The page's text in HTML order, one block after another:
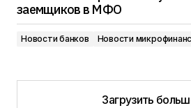
заемщиков в МФО
Новости банков Новости
Загрузить